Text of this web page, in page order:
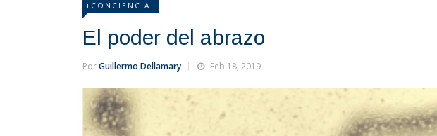
+CONCIENCIA+
El poder del abrazo
PorGuillermo Dellamary Feb 18, 2019